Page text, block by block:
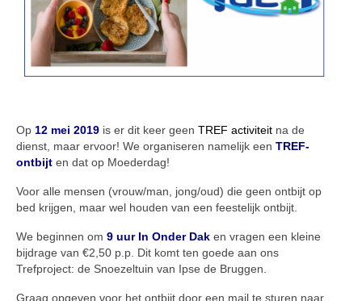
Op 12 mei 2019 is er dit keer geen TREF activiteit na de
dienst, maar ervoor! We organiseren namelijk een TREF-
ontbijt en dat op Moederdag!
Voor alle mensen (vrouw/man, jong/oud) die geen ontbijt op
bed krijgen, maar wel houden van een feestelijk ontbijt.
We beginnen om 9 uur In Onder Dak en vragen een kleine
bijdrage van €2,50 p.p. Dit komt ten goede aan ons
Trefproject: de Snoezeltuin van Ipse de Bruggen.
Graag opgeven voor het ontbijt door een mail te sturen naar